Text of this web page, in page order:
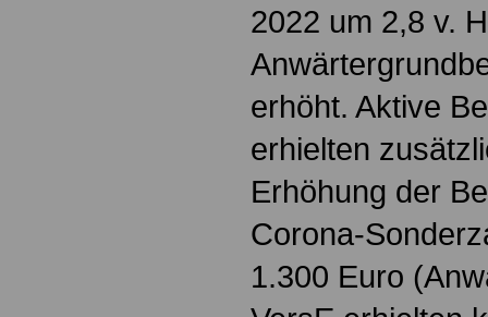
2022 um 2,8 v.
erhöht. Aktive
erhielten
Erhöhung der
Corona-
1.300 Euro